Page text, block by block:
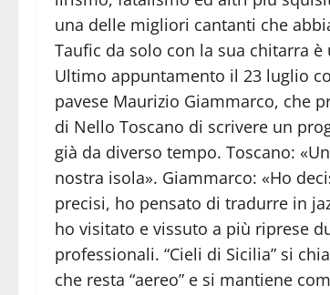
una delle migliori cantanti che
Taufic da solo con la sua chitarra è
Ultimo appuntamento il 23 luglio
pavese Maurizio Giammarco, che
di Nello Toscano di scrivere un
già da diverso tempo. Toscano:
nostra isola». Giammarco: «Ho
precisi, ho pensato di tradurre in
ho visitato e vissuto a più riprese
professionali. “Cieli di Sicilia” si
che resta “aereo” e si mantiene